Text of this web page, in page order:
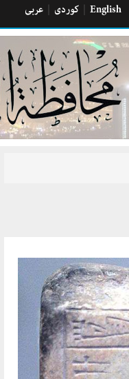
كوردی عربی English